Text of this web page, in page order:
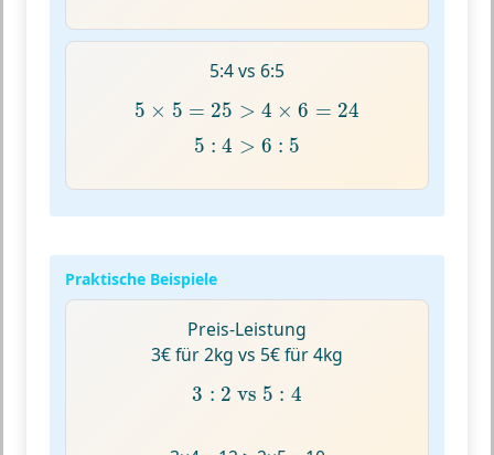
5:4 vs 6:5
5 × 5 = 25 > 4 × 6 = 24
5×5 =25> 4× 6=24
5 : 4 > 6 : 5
5 :4> 6:5
Praktische Beispiele
Preis-Leistung
3€ für 2kg vs 5€ für 4kg
3 : 2 vs 5 : 4
3: 2 vs 5 :4